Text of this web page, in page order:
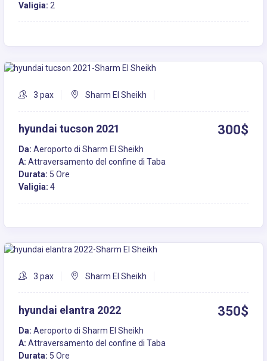
Valigia: 2
3 pax Sharm El Sheikh
hyundai tucson 2021 300$
Da: Aeroporto di Sharm El Sheikh
A: Attraversamento del confine di Taba
Durata: 5 Ore
Valigia: 4
3 pax Sharm El Sheikh
hyundai elantra 2022 350$
Da: Aeroporto di Sharm El Sheikh
A: Attraversamento del confine di Taba
Durata: 5 Ore